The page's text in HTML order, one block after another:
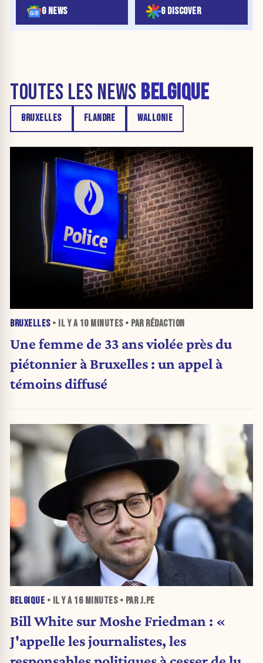
G NEWS G DISCOVER
TOUTES LES NEWS BELGIQUE
BRUXELLES FLANDRE WALLONIE
BRUXELLES• IL Y A 10 MINUTES• PAR RÉDACTION
Une femme de 33 ans violée près du
piétonnier à Bruxelles : un appel à
témoins diffusé
BELGIQUE • IL Y A 16 MINUTES• PAR J.PE
Bill White sur Moshe Friedman : «
J'appelle les journalistes, les